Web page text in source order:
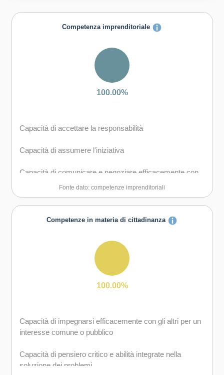
Competenza imprenditoriale
100.00%
Capacità di accettare la responsabilità
Capacità di assumere l'iniziativa
Capacità di comunicare e negoziare efficacemente con
Capacità di coraggio e perseveranza nel raggiungimento
degli obiettivi
Capacità di gestire l'incertezza, l'ambiguità e il rischio
Capacità di lavorare sia in modalità collaborativa in
Capacità di motivare gli altri e valorizzare le loro idee, di
Fonte dato: competenze imprenditoriali
Competenze in materia di cittadinanza
100.00%
Capacità di impegnarsi efficacemente con gli altri per un
interesse comune o pubblico
Capacità di pensiero critico e abilità integrate nella
soluzione dei problemi